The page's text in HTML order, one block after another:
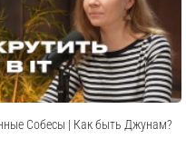
Собесы | Как быть Джунам?